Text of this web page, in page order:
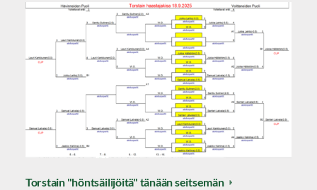
Torstain "höntsäilijöitä" tänään seitsemän